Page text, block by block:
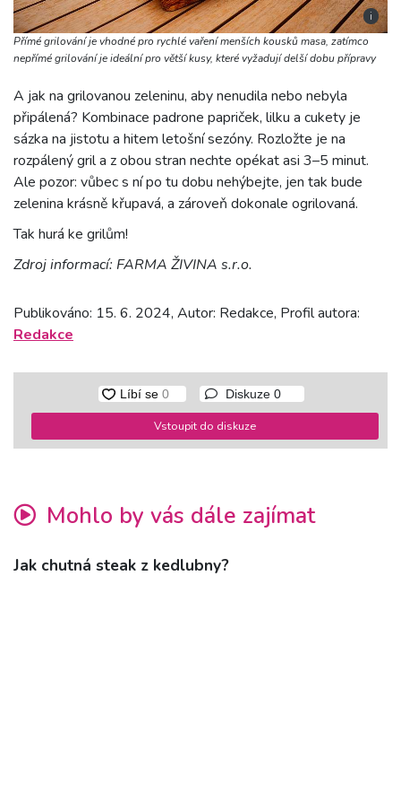
i
Přímé grilování je vhodné pro rychlé vaření menších kousků masa, zatímco
nepřímé grilování je ideální pro větší kusy, které vyžadují delší dobu přípravy
A jak na grilovanou zeleninu, aby nenudila nebo nebyla
připálená? Kombinace padrone papriček, lilku a cukety je
sázka na jistotu a hitem letošní sezóny. Rozložte je na
rozpálený gril a z obou stran nechte opékat asi 3–5 minut.
Ale pozor: vůbec s ní po tu dobu nehýbejte, jen tak bude
zelenina krásně křupavá, a zároveň dokonale ogrilovaná.
Tak hurá ke grilům!
Zdroj informací: FARMA ŽIVINA s.r.o.
Publikováno: 15. 6. 2024, Autor: Redakce, Profil autora:
Redakce
Diskuze 0
Vstoupit do diskuze
Mohlo by vás dále zajímat
Jak chutná steak z kedlubny?